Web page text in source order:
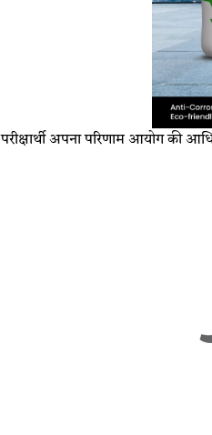
परीक्षार्थी अपना परिणाम आयोग की